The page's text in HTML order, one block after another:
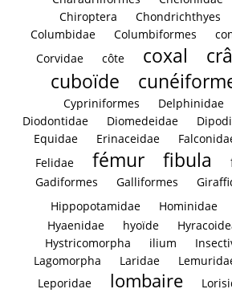
Chiroptera
Chondrichthyes
Columbidae
Columbiformes
Corvidae
côte coxal
cuboïde
Cypriniformes
Delphinidae
Diodontidae
Diomedeidae
Equidae
Erinaceidae
Felidae
fémur fibula
Gadiformes
Galliformes
Hippopotamidae
Hominidae
Hyaenidae hyoïde
Hystricomorpha
ilium
Lagomorpha Laridae
Leporidae
lombaire